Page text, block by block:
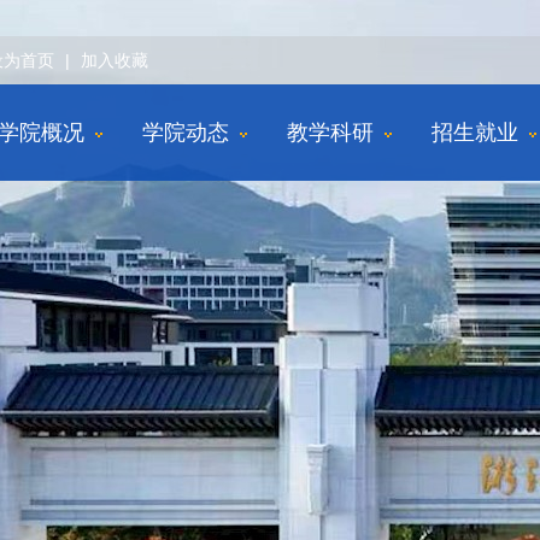
为首页 | 加入收藏
院概况 学院动态 教学科研 招生就业